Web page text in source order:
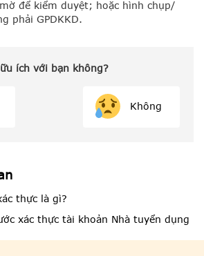
mờ để kiểm duyệt; hoặc hình chụp/
phải GPDKKD.
ích với bạn không?
Không
thực là gì?
xác thực tài khoản Nhà tuyển dụng